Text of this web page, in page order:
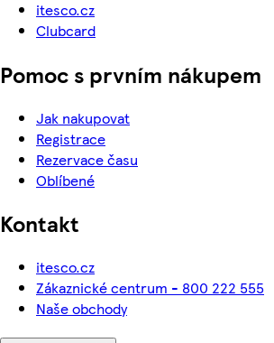
itesco.cz
Clubcard
Pomoc s prvním nákupem
Jak nakupovat
Registrace
Rezervace času
Oblíbené
Kontakt
itesco.cz
Zákaznické centrum - 800 222 555
Naše obchody